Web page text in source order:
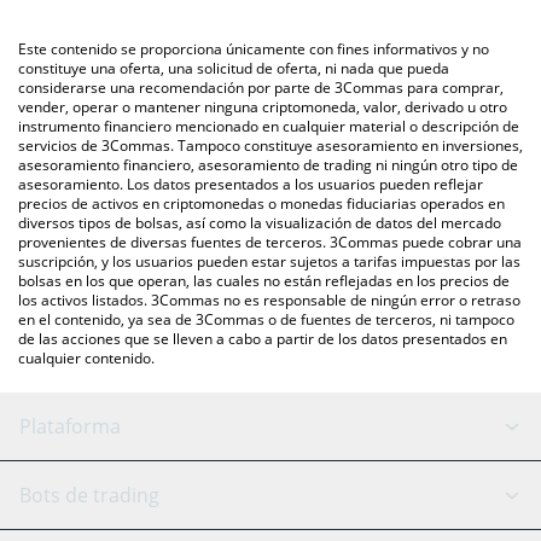
También puedes utilizar nuestra tabla de precios de Contentos
que se encuentra arriba para verificar el último precio de
Contentos en las principales monedas fiduciarias y
criptomonedas.
otras.
Este contenido se proporciona únicamente con fines informativos y no
constituye una oferta, una solicitud de oferta, ni nada que pueda
considerarse una recomendación por parte de 3Commas para comprar,
vender, operar o mantener ninguna criptomoneda, valor, derivado u otro
instrumento financiero mencionado en cualquier material o descripción de
servicios de 3Commas. Tampoco constituye asesoramiento en inversiones,
asesoramiento financiero, asesoramiento de trading ni ningún otro tipo de
asesoramiento. Los datos presentados a los usuarios pueden reflejar
precios de activos en criptomonedas o monedas fiduciarias operados en
diversos tipos de bolsas, así como la visualización de datos del mercado
provenientes de diversas fuentes de terceros. 3Commas puede cobrar una
suscripción, y los usuarios pueden estar sujetos a tarifas impuestas por las
bolsas en los que operan, las cuales no están reflejadas en los precios de
los activos listados. 3Commas no es responsable de ningún error o retraso
en el contenido, ya sea de 3Commas o de fuentes de terceros, ni tampoco
de las acciones que se lleven a cabo a partir de los datos presentados en
cualquier contenido.
Plataforma
Bot GRID
Bots de trading